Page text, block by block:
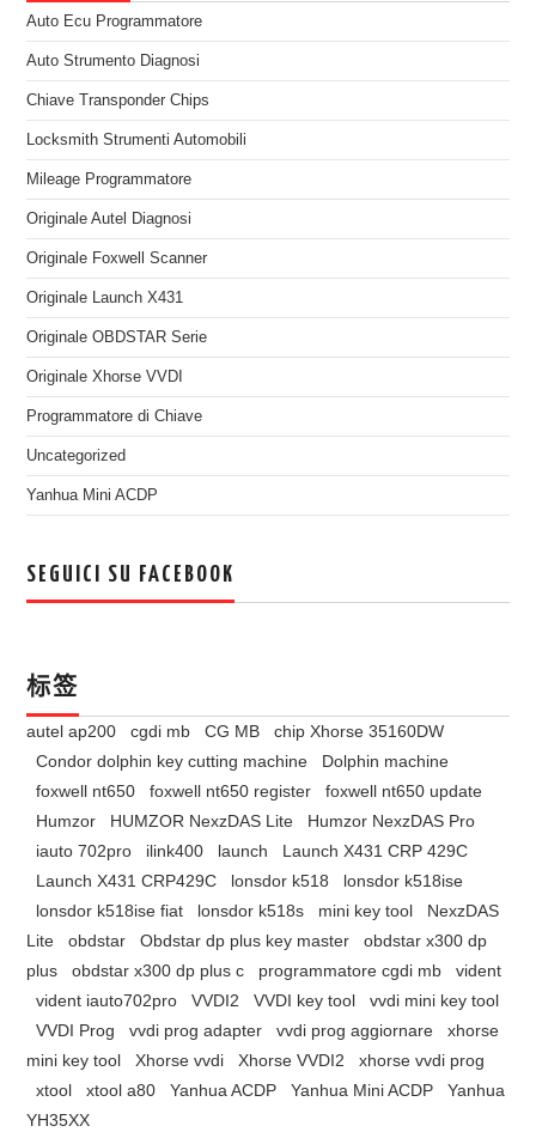
Auto Ecu Programmatore
Auto Strumento Diagnosi
Chiave Transponder Chips
Locksmith Strumenti Automobili
Mileage Programmatore
Originale Autel Diagnosi
Originale Foxwell Scanner
Originale Launch X431
Originale OBDSTAR Serie
Originale Xhorse VVDI
Programmatore di Chiave
Uncategorized
Yanhua Mini ACDP
SEGUICI SU FACEBOOK
标签
autel ap200 cgdi mb CG MB
chip Xhorse 35160DW
Condor dolphin key cutting machine
Dolphin machine
foxwell nt650
foxwell nt650 register
foxwell nt650 update
Humzor
HUMZOR NexzDAS Lite
Humzor NexzDAS Pro
iauto 702pro
ilink400 launch
Launch X431 CRP 429C
Launch X431 CRP429C
lonsdor k518
lonsdor k518ise
lonsdor k518ise fiat
lonsdor k518s mini key tool
NexzDAS
Lite
obdstar Obdstar dp plus key master
obdstar x300 dp
plus
obdstar x300 dp plus c programmatore cgdi mb
vident
vident iauto702pro
VVDI2 VVDI key tool
vvdi mini key tool
VVDI Prog
vvdi prog adapter vvdi prog aggiornare
xhorse
mini key tool
Xhorse vvdi Xhorse VVDI2
xhorse vvdi prog
xtool
xtool a80 Yanhua ACDP Yanhua Mini ACDP
Yanhua
YH35XX